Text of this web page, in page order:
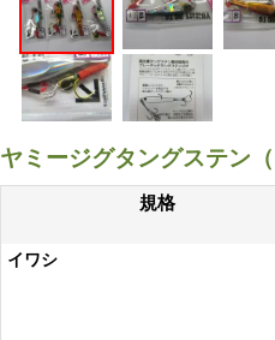
ヤミージグタングステン
規格
イワシ